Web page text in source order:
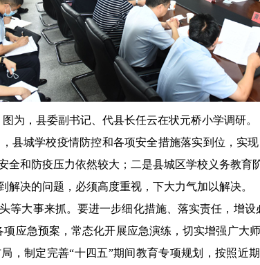
图为，县委副书记、代县长任云在状元桥小学调研。
县城学校疫情防控和各项安全措施落实到位，实
全和防疫压力依然较大；二是县城区学校义务教育
决的问题，必须高度重视，下大力气加以解决。
等大事来抓。要进一步细化措施、落实责任，增
应急预案，常态化开展应急演练，切实增强广大
，制定完善“十四五”期间教育专项规划，按照近